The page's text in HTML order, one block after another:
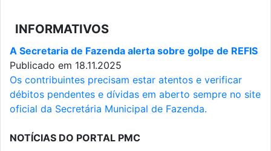
INFORMATIVOS
A Secretaria de Fazenda alerta sobre golpe de REFIS
Publicado em 18.11.2025
Os contribuintes precisam estar atentos e verificar
débitos pendentes e dívidas em aberto sempre no site
oficial da Secretária Municipal de Fazenda.
NOTÍCIAS DO PORTAL PMC